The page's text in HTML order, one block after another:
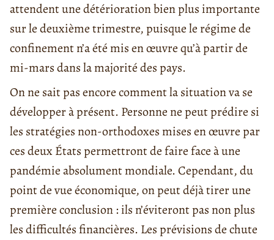
attendent une détérioration bien plus importante
sur le deuxième trimestre, puisque le régime de
confinement n’a été mis en œuvre qu’à partir de
mi-mars dans la majorité des pays.
On ne sait pas encore comment la situation va se
développer à présent. Personne ne peut prédire si
les stratégies non-orthodoxes mises en œuvre par
ces deux États permettront de faire face à une
pandémie absolument mondiale. Cependant, du
point de vue économique, on peut déjà tirer une
première conclusion : ils n’éviteront pas non plus
les difficultés financières. Les prévisions de chute